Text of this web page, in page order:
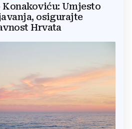
Umjesto
osigurajte
Hrvata